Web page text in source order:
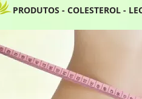
PRODUTOS - COLESTEROL -